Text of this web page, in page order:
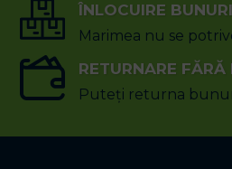
ÎNLOCUIRE BUNURI
Marimea nu se
RETURNARE FĂRĂ
Puteți returna